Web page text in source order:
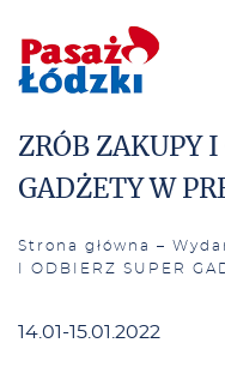
ZRÓB ZAKUPY I ODBIERZ SUPER
GADŻETY W
Strona główna –
I ODBIERZ SUPER
14.01-15.01.2022